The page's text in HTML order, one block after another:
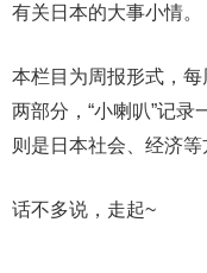
有关日本的大事小情。
本栏目为周报形式，每
两部分，“小喇叭”记录
则是日本社会、经济等
话不多说，走起~